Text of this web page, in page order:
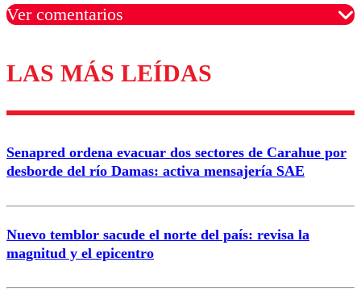
Ver comentarios
Los comentarios son moderados para garantizar un
diálogo respetuoso.
Correo
LAS MÁS LEÍDAS
Senapred ordena evacuar dos sectores de Carahue por
desborde del río Damas: activa mensajería SAE
Nuevo temblor sacude el norte del país: revisa la
magnitud y el epicentro